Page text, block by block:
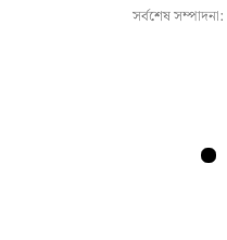
সর্বশেষ সম্পাদনা: